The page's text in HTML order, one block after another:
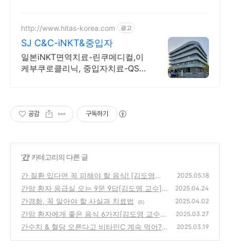
http://www.hitas-korea.com 광고
SJ C&C-iNKT&중입자
일본iNKT면역치료-린쿠메디컬,이
케부쿠로클리닉, 중입자치료-QST,
공감 구독하기
'간' 카테고리의 다른 글
간 질환 있다면 꼭 피해야 할 음식! [김도영교
수]
(0)
2025.05.18
간암 환자 응급실 오는 9문 9답[김도영 교수]
(0)
2025.04.24
간경화, 꼭 알아야 할 사실과 치료법 (0) 2025.04.02
간암 환자에게 좋은 음식 6가지[김도영 교수]
(0)
2025.03.27
간수치 & 혈당 오른다고 비타민C 계속 먹어?
2025.03.19